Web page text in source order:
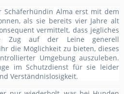
Alma erst mit dem
als sie bereits vier Jahre alt
vermittelt, dass jegliches
Zug auf der Leine generell
die Möglichkeit zu bieten, dieses
Umgebung auszuleben.
im Schutzdienst für sie leider
Verständnislosigkeit.